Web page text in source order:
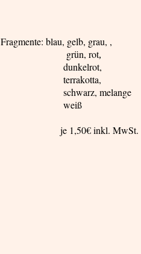
Fragmente: blau, gelb, grau, ,
grün, rot,
dunkelrot,
terrakotta,
schwarz, melange
weiß
je 1,50€ inkl. MwSt.